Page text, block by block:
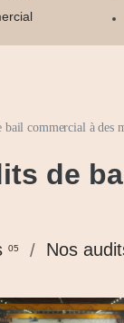
commercial à des
de
05 Nos